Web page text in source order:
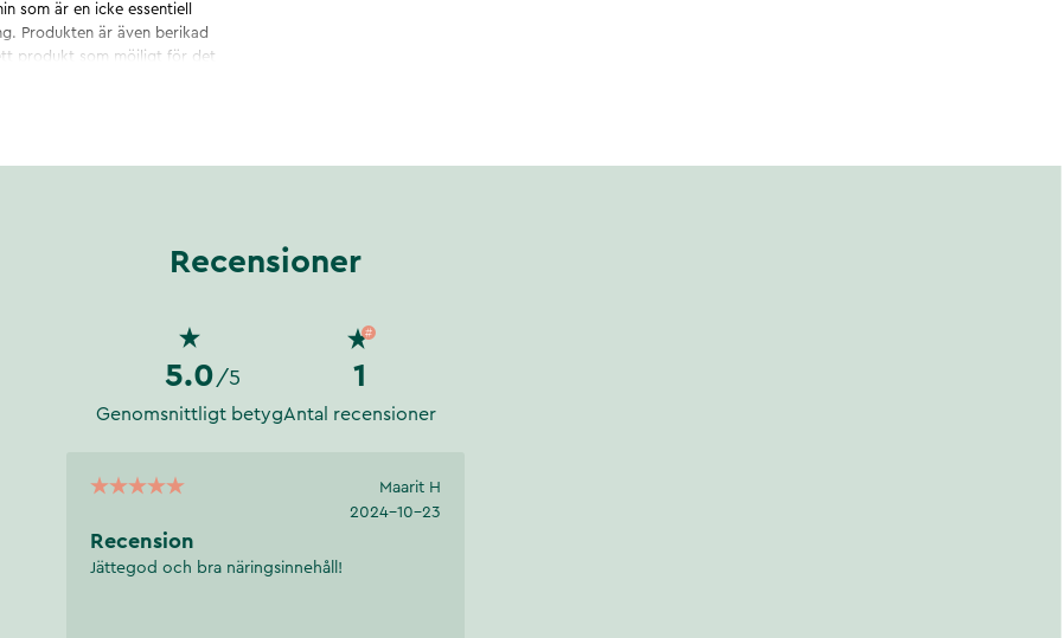
som är en icke essentiell
Produkten är även berikad
produkt som möjligt för det
Framför allt genom att äta
Recensioner
5.0 /5
Genomsnittligt betyg
1
Antal recensioner
Maarit H
2024-10-23
Recension
Jättegod och bra näringsinnehåll!